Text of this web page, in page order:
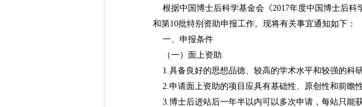
根据中国博士后科学基金会《2017年度中国博士后科
和第10批特别资助申报工作。现将有关事宜通知如下：
一、申报条件
（一）面上资助
1.具备良好的思想品德、较高的学术水平和较强的科研
2.申请面上资助的项目应具有基础性、原创性和前瞻
3.博士后进站后一年半以内可以多次申请，每站只能